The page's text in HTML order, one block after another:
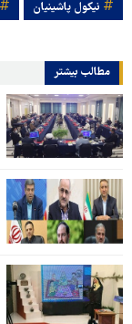
نیکول پاشینیان
مطالب بیشتر